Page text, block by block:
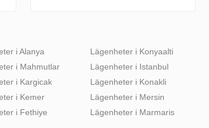
i Alanya
i Mahmutlar
i Kargicak
i Kemer
i Fethiye
Lägenheter i Konyaalti
Lägenheter i Istanbul
Lägenheter i Konakli
Lägenheter i Mersin
Lägenheter i Marmaris